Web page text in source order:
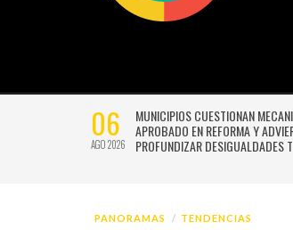
MECANISMO DE COMPENSACIÓN
Y ADVIERTEN QUE PODRÍA
TERRITORIALES
06
AGO 2026
PANORAMAS TENDENCIAS